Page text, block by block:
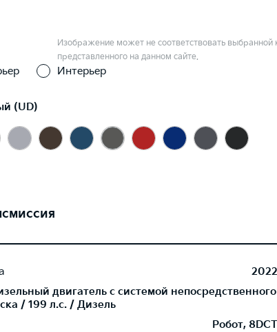
Изображение может не соответствовать
представленного на данном сайте.
Интерьер
(UD)
2022
двигатель с системой непосредственного
/ 199 л.с. / Дизель
Робот, 8DCT